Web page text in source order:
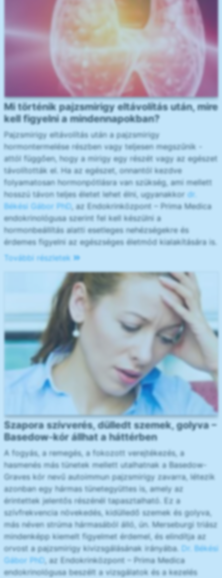
Mi történik pajzsmirigy eltávolítás után, mire
kell figyelni a mindennapokban?
Pajzsmirigy eltávolítás után a pajzsmirigy
hormontermelése részben vagy teljesen megszűnik -
attól függően, hogy a mirigy egy részét vagy az egészet
távolították el. Ha az egészet, onnantól kezdve
folyamatosan hormonpótlásra van szükség, ami mellett
hosszú távon teljes életet lehet élni, ugyanakkor dr.
Békési Gábor PhD
, az Endokrinközpont – Prima Medica
endokrinológusa szerint fel kell készülni a
hormonbeállítás alatti esetleges nehézségekre és
érdemes figyelni az egészséges életmód kialakítására is.
További részletek
Szapora szívverés, dülledt szemek, golyva –
Basedow-kór állhat a háttérben
A fogyás, a remegés, a fokozott verejtékezés, a
hasmenés más tünetek mellett utalhatnak a Basedow-
Graves kór nevű autoimmun pajzsmirigy zavarra, létezik
azonban egy hármas tünetegyüttes is, amely az
érintettek jelentős részénél tapasztalható. Ez a
szívfrekvencia növekedés, kidülledő szemek és golyva,
más néven strúma hármasából álló, ún. Merseburgi triász
mindenképp kiemelt figyelmet érdemel, és elindítja az
orvost a pajzsmirigy kivizsgálásának irányába. Dr. Békési
Gábor PhD, az Endokrinközpont – Prima Medica
endokrinológusa beszélt a vizsgálatok és a kezelés